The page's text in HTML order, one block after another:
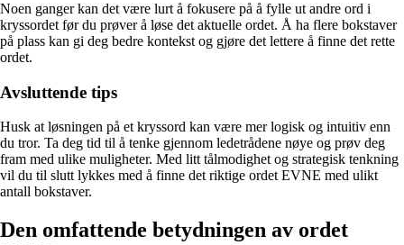
Noen ganger kan det være lurt å fokusere på å fylle ut andre ord i
kryssordet før du prøver å løse det aktuelle ordet. Å ha flere bokstaver
på plass kan gi deg bedre kontekst og gjøre det lettere å finne det rette
ordet.
Avsluttende tips
Husk at løsningen på et kryssord kan være mer logisk og intuitiv enn
du tror. Ta deg tid til å tenke gjennom ledetrådene nøye og prøv deg
fram med ulike muligheter. Med litt tålmodighet og strategisk tenkning
vil du til slutt lykkes med å finne det riktige ordet EVNE med ulikt
antall bokstaver.
Den omfattende betydningen av ordet